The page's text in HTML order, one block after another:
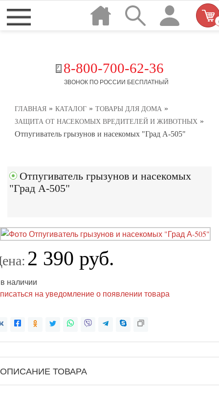
8-800-700-62-36
ЗВОНОК ПО РОССИИ БЕСПЛАТНЫЙ
ГЛАВНАЯ » КАТАЛОГ » ТОВАРЫ ДЛЯ ДОМА »
ЗАЩИТА ОТ НАСЕКОМЫХ ВРЕДИТЕЛЕЙ И ЖИВОТНЫХ »
Отпугиватель грызунов и насекомых "Град А-505"
Отпугиватель грызунов и насекомых
"Град А-505"
2 390 руб.
наличии
на уведомление о появлении товара
ОПИСАНИЕ ТОВАРА